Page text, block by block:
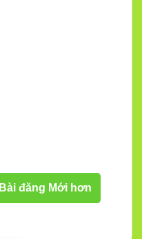
Bài đăng Mới hơn